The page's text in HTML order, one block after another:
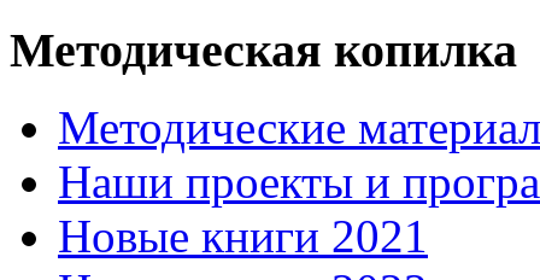
Методическая копилка
Методические
Наши проекты и
Новые книги 2021